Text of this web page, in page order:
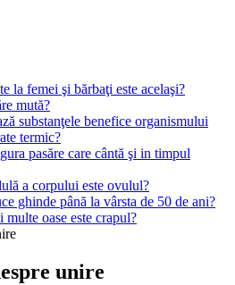
la femei şi bărbaţi este acelaşi?
mută?
substanţele benefice organismului
termic?
pasăre care cântă şi in timpul
a corpului este ovulul?
ghinde până la vârsta de 50 de ani?
oase este crapul?
unire